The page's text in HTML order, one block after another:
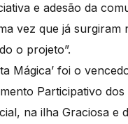
e adesão da
vez que já surgiram
o projeto”.
Mágica’ foi o
Participativo
na ilha Graciosa e